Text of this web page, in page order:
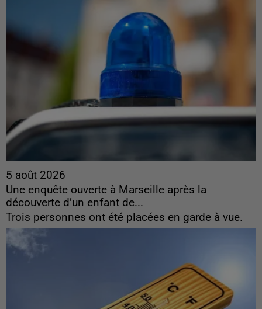
5 août 2026
Une enquête ouverte à Marseille après la
découverte d’un enfant de...
Trois personnes ont été placées en garde à vue.